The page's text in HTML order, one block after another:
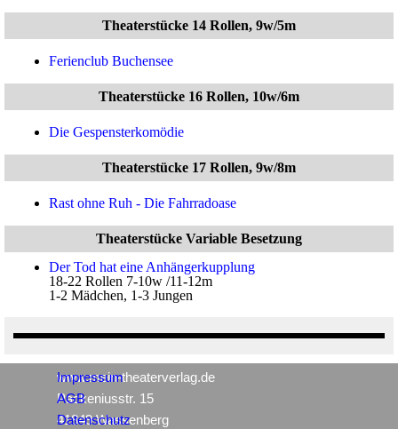
Theaterstücke 14 Rollen, 9w/5m
Ferienclub Buchensee
Theaterstücke 16 Rollen, 10w/6m
Die Gespensterkomödie
Theaterstücke 17 Rollen, 9w/8m
Rast ohne Ruh - Die Fahrradoase
Theaterstücke Variable Besetzung
Der Tod hat eine Anhängerkupplung
18-22 Rollen 7-10w /11-12m
1-2 Mädchen, 1-3 Jungen
www.mein-theaterverlag.de
Packeniusstr. 15
41849 Wassenberg
Impressum
AGB
Datenschutz